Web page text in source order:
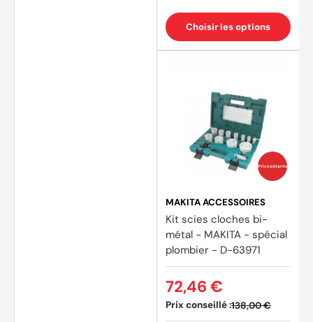
Choisir les options
Prix coûtants
MAKITA ACCESSOIRES
Kit scies cloches bi-
métal - MAKITA - spécial
plombier - D-63971
Prix conseillé :138,00 €
72,46 €